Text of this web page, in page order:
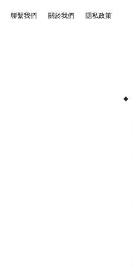
聯繫我們 關於我們 隱私政策